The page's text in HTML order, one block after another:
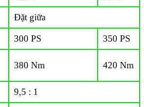
Đặt giữa
300 PS 350 PS
380 Nm 420 Nm
9,5 : 1